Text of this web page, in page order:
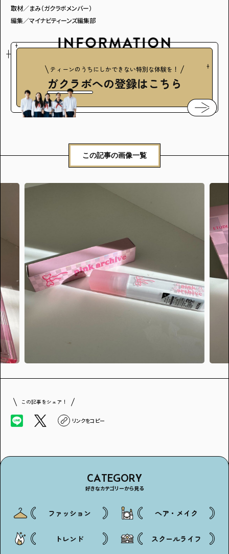
取材／まみ（ガクラボメンバー）
編集／マイナビティーンズ編集部
ティーンのうちにしかできない特別な体験を！
ガクラボへの登録はこちら
この記事の画像一覧
この記事をシェア！
リンクをコピー
CATEGORY
好きなカテゴリーから見る
ファッション ヘア・メイク
トレンド スクールライフ